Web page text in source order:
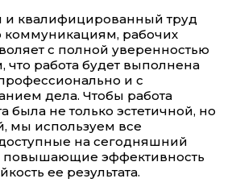
квалифицированный труд
рабочих
с полной уверенностью
что работа будет выполнена
и с
дела. Чтобы работа
была не только эстетичной, но
мы используем все
на сегодняшний
повышающие эффективность
ее результата.